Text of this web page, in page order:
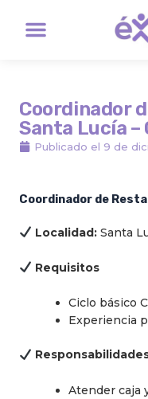
Menu
Coordinador
Santa Lucía –
Publicado el 9 de
Coordinador de
Localidad: Santa
Requisitos
Ciclo básico
Experiencia
Atender caja